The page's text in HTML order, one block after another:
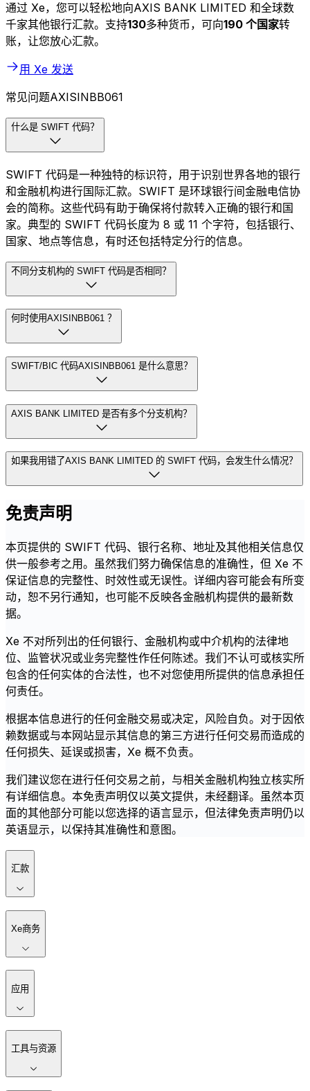
通过 Xe，您可以轻松地向AXIS BANK LIMITED 和全球数
千家其他银行汇款。支持130多种货币，可向190 个国家转
账，让您放心汇款。
用 Xe 发送
常见问题AXISINBB061
什么是 SWIFT 代码？
SWIFT 代码是一种独特的标识符，用于识别世界各地的银行
和金融机构进行国际汇款。SWIFT 是环球银行间金融电信协
会的简称。这些代码有助于确保将付款转入正确的银行和国
家。典型的 SWIFT 代码长度为 8 或 11 个字符，包括银行、
国家、地点等信息，有时还包括特定分行的信息。
不同分支机构的 SWIFT 代码是否相同？
何时使用AXISINBB061 ？
SWIFT/BIC 代码AXISINBB061 是什么意思？
AXIS BANK LIMITED 是否有多个分支机构？
如果我用错了AXIS BANK LIMITED 的 SWIFT 代码，会发生什么情况？
免责声明
本页提供的 SWIFT 代码、银行名称、地址及其他相关信息仅
供一般参考之用。虽然我们努力确保信息的准确性，但 Xe 不
保证信息的完整性、时效性或无误性。详细内容可能会有所变
动，恕不另行通知，也可能不反映各金融机构提供的最新数
据。
Xe 不对所列出的任何银行、金融机构或中介机构的法律地
位、监管状况或业务完整性作任何陈述。我们不认可或核实所
包含的任何实体的合法性，也不对您使用所提供的信息承担任
何责任。
根据本信息进行的任何金融交易或决定，风险自负。对于因依
赖数据或与本网站显示其信息的第三方进行任何交易而造成的
任何损失、延误或损害，Xe 概不负责。
我们建议您在进行任何交易之前，与相关金融机构独立核实所
有详细信息。本免责声明仅以英文提供，未经翻译。虽然本页
面的其他部分可能以您选择的语言显示，但法律免责声明仍以
英语显示，以保持其准确性和意图。
汇款
Xe商务
应用
工具与资源